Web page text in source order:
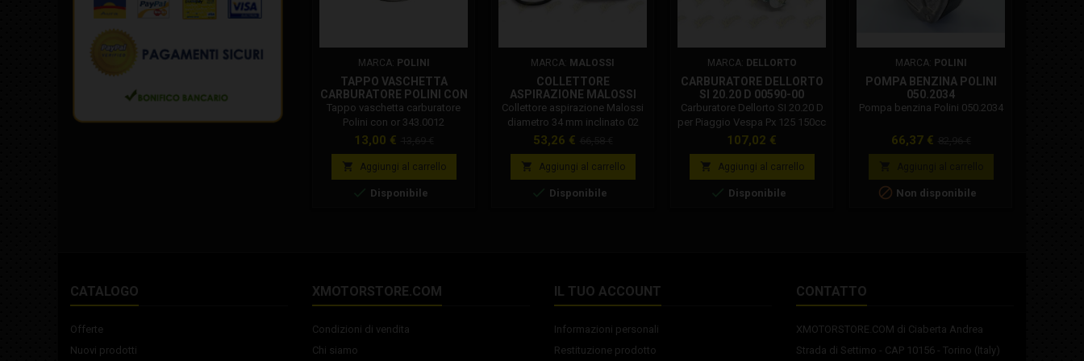
MARCA: POLINI
TAPPO VASCHETTA
CARBURATORE POLINI CON
OR 343.0012
Tappo vaschetta carburatore
Polini con or 343.0012
Prezzo
13,00 €
base
 Aggiungi al carrello
 Disponibile
MARCA: MALOSSI
COLLETTORE
ASPIRAZIONE MALOSSI
DIAMETRO 34 MM
INCLINATO 02 2726B
Collettore aspirazione Malossi
diametro 34 mm inclinato 02
2726B Codice: 02 2726B
Collettore aspirazione Malossi
con interasse 60 mm per
carburatori Phm 40 con attacco
rigido
Prezzo
53,26 €
base
 Aggiungi al carrello
 Disponibile
MARCA: DELLORTO
CARBURATORE DELLORTO
SI 20.20 D 00590-00
Carburatore Dellorto SI 20.20 D
per Piaggio Vespa Px 125 150cc
con miscelatore. Codice
Dellorto: 00590-00 Il carburatore
Dellorto dedicato all'iconica
Vespa Px in cilindrata 125 e
150cc. Modello: SI 20 20 D
Prezzo
107,02 €
 Aggiungi al carrello
 Disponibile
MARCA: POLINI
POMPA BENZINA POLINI
050.2034
Pompa benzina Polini 050.2034
Prezzo
66,37 €
 Non disponibile
CATALOGO
Offerte
Nuovi prodotti
XMOTORSTORE.COM
Condizioni di vendita
Chi siamo
IL TUO ACCOUNT
Informazioni personali
Restituzione prodotto
CONTATTO
XMOTORSTORE.COM di Ciaberta Andrea
Strada di Settimo - CAP 10156 - Torino (Italy)